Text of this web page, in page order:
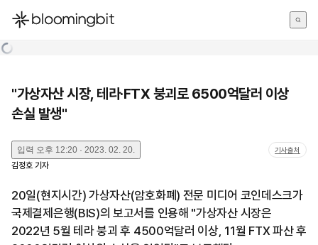
한국어
"가상자산 시장, 테라·FTX 붕괴로 6500억달러 이상
손실 발생"
입력 오후 12:20 · 2023. 02. 20. 기사출처
김정호 기자
20일(현지시간) 가상자산(암호화폐) 전문 미디어 코인데스크가
국제결제은행(BIS)의 보고서를 인용해 "가상자산 시장은
2022년 5월 테라 붕괴 후 4500억달러 이상, 11월 FTX 파산 후